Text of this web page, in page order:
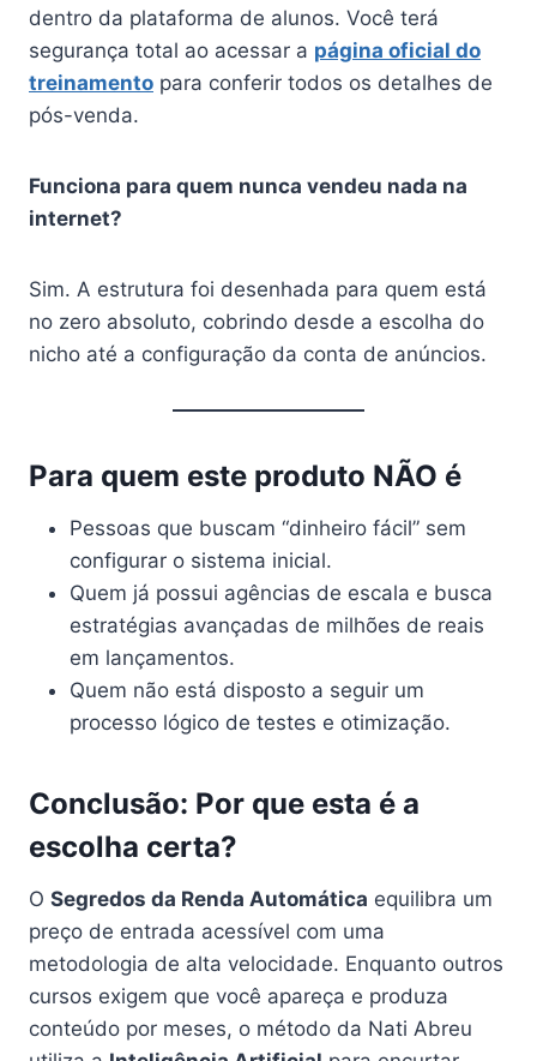
dentro da plataforma de alunos. Você terá
segurança total ao acessar a página oficial do
treinamento para conferir todos os detalhes de
pós-venda.
Funciona para quem nunca vendeu nada na
internet?
Sim. A estrutura foi desenhada para quem está
no zero absoluto, cobrindo desde a escolha do
nicho até a configuração da conta de anúncios.
Para quem este produto NÃO é
Pessoas que buscam “dinheiro fácil” sem
configurar o sistema inicial.
Quem já possui agências de escala e busca
estratégias avançadas de milhões de reais
em lançamentos.
Quem não está disposto a seguir um
processo lógico de testes e otimização.
Conclusão: Por que esta é a
escolha certa?
O Segredos da Renda Automática equilibra um
preço de entrada acessível com uma
metodologia de alta velocidade. Enquanto outros
cursos exigem que você apareça e produza
conteúdo por meses, o método da Nati Abreu